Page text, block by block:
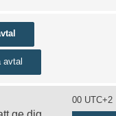
är UTC+02:00 UTC+2